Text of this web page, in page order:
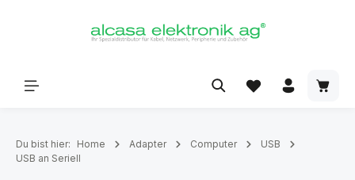
Du bist hier: Home Adapter Computer
USB
USB an Seriell